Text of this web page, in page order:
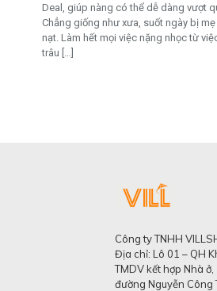
Deal, giúp nàng có thể dễ dàng vượt
Chẳng giống như xưa, suốt ngày bị
nạt. Làm hết mọi việc nặng nhọc từ
trâu
Công ty TNHH
Địa chỉ: Lô 01 – QH
TMDV kết hợp Nhà ở,
đường Nguyễn Công